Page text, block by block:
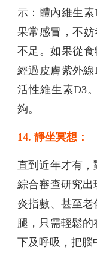
示：體內維生
果常感冒，不
不足。如果從
經過皮膚紫外
活性維生素D3
夠。
14. 靜坐冥想：
直到近年才有
綜合審查研究
炎指數、甚至
腿，只需輕鬆
下及呼吸，把腦